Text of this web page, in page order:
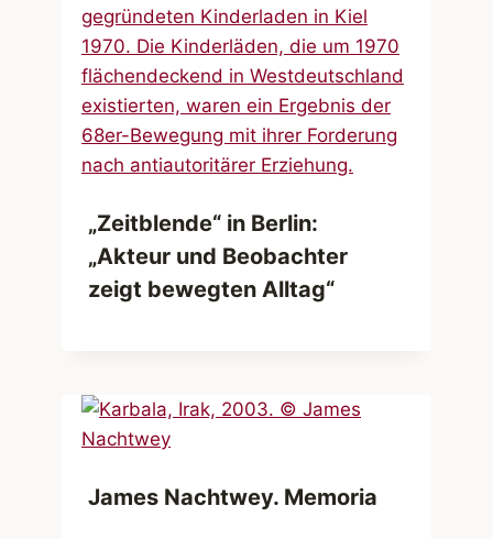
„Zeitblende“ in Berlin:
„Akteur und Beobachter
zeigt bewegten Alltag“
James Nachtwey. Memoria